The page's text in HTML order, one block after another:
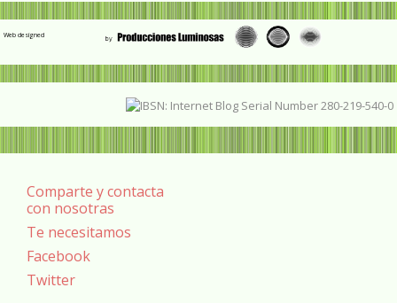
Web designed
Comparte y contacta
con nosotras
Te necesitamos
Facebook
Twitter